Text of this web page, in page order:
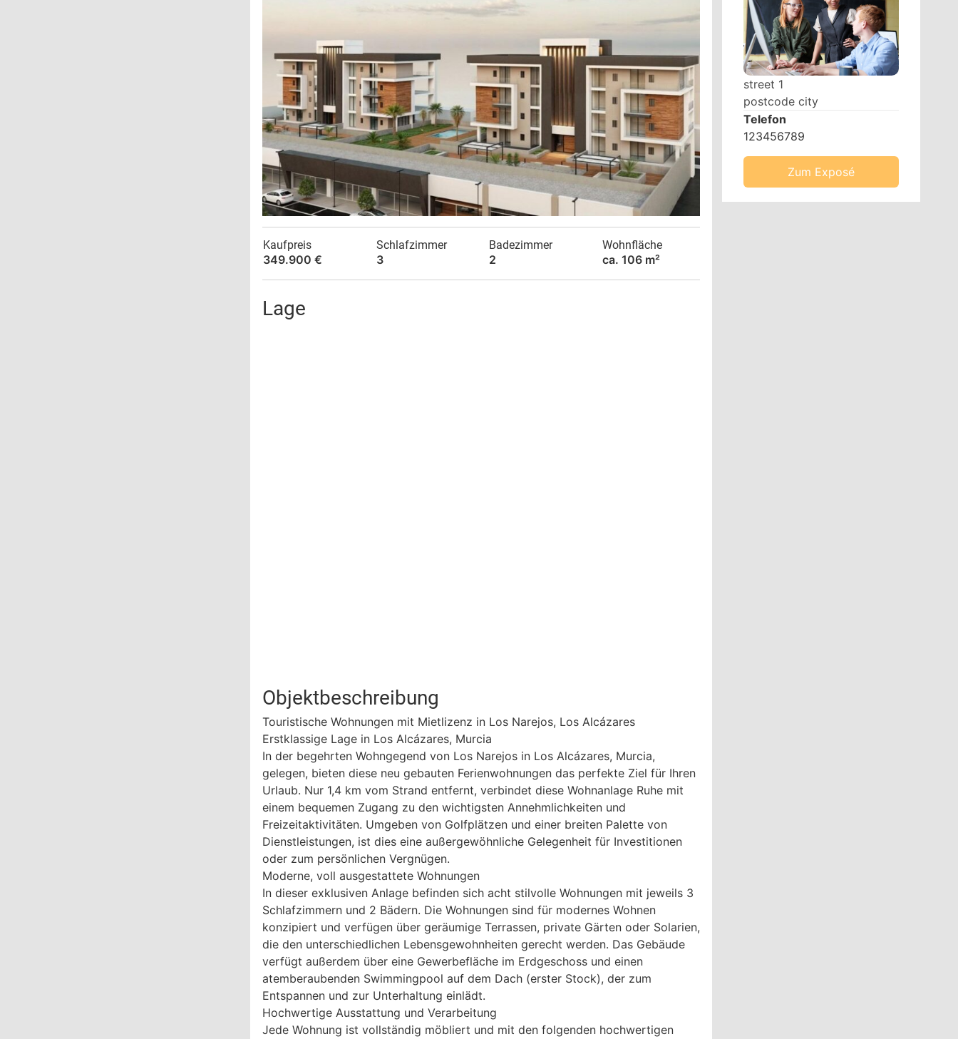
Kaufpreis
349.900 €
Schlafzimmer
3
Badezimmer
2
Wohnfläche
ca. 106 m²
Lage
Objektbeschreibung
Touristische Wohnungen mit Mietlizenz in Los Narejos, Los Alcázares
Erstklassige Lage in Los Alcázares, Murcia
In der begehrten Wohngegend von Los Narejos in Los Alcázares, Murcia,
gelegen, bieten diese neu gebauten Ferienwohnungen das perfekte Ziel für Ihren
Urlaub. Nur 1,4 km vom Strand entfernt, verbindet diese Wohnanlage Ruhe mit
einem bequemen Zugang zu den wichtigsten Annehmlichkeiten und
Freizeitaktivitäten. Umgeben von Golfplätzen und einer breiten Palette von
Dienstleistungen, ist dies eine außergewöhnliche Gelegenheit für Investitionen
oder zum persönlichen Vergnügen.
Moderne, voll ausgestattete Wohnungen
In dieser exklusiven Anlage befinden sich acht stilvolle Wohnungen mit jeweils 3
Schlafzimmern und 2 Bädern. Die Wohnungen sind für modernes Wohnen
konzipiert und verfügen über geräumige Terrassen, private Gärten oder Solarien,
die den unterschiedlichen Lebensgewohnheiten gerecht werden. Das Gebäude
verfügt außerdem über eine Gewerbefläche im Erdgeschoss und einen
atemberaubenden Swimmingpool auf dem Dach (erster Stock), der zum
Entspannen und zur Unterhaltung einlädt.
Hochwertige Ausstattung und Verarbeitung
Jede Wohnung ist vollständig möbliert und mit den folgenden hochwertigen
street 1
postcode city
Telefon
123456789
Zum Exposé